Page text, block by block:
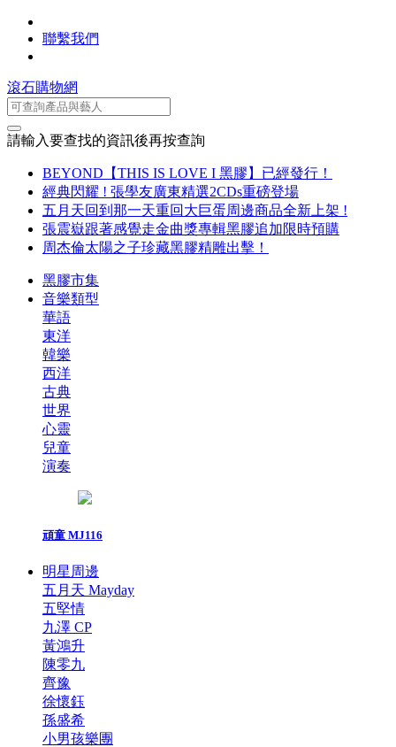
聯繫我們
滾石購物網
請輸入要查找的資訊後再按查詢
BEYOND【THIS IS LOVE I 黑膠】已經發行！
經典閃耀 ! 張學友廣東精選2CDs重磅登場
五月天回到那一天重回大巨蛋周邊商品全新上架 !
張震嶽跟著感覺走金曲獎專輯黑膠追加限時預購
周杰倫太陽之子珍藏黑膠精雕出擊！
黑膠市集
音樂類型
華語
東洋
韓樂
西洋
古典
世界
心靈
兒童
演奏
頑童 MJ116
明星周邊
五月天 Mayday
五堅情
九澤 CP
黃鴻升
陳零九
齊豫
徐懷鈺
孫盛希
小男孩樂團